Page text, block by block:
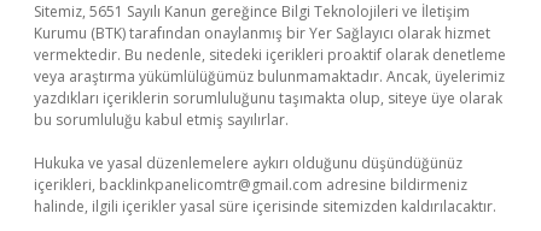
Sitemiz, 5651 Sayılı Kanun gereğince Bilgi Teknolojileri ve İletişim
Kurumu (BTK) tarafından onaylanmış bir Yer Sağlayıcı olarak hizmet
vermektedir. Bu nedenle, sitedeki içerikleri proaktif olarak denetleme
veya araştırma yükümlülüğümüz bulunmamaktadır. Ancak, üyelerimiz
yazdıkları içeriklerin sorumluluğunu taşımakta olup, siteye üye olarak
bu sorumluluğu kabul etmiş sayılırlar.
Hukuka ve yasal düzenlemelere aykırı olduğunu düşündüğünüz
içerikleri, backlinkpanelicomtr@gmail.com adresine bildirmeniz
halinde, ilgili içerikler yasal süre içerisinde sitemizden kaldırılacaktır.